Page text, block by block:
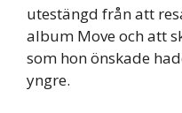
utestängd från att
album Move och att
som hon önskade
yngre.